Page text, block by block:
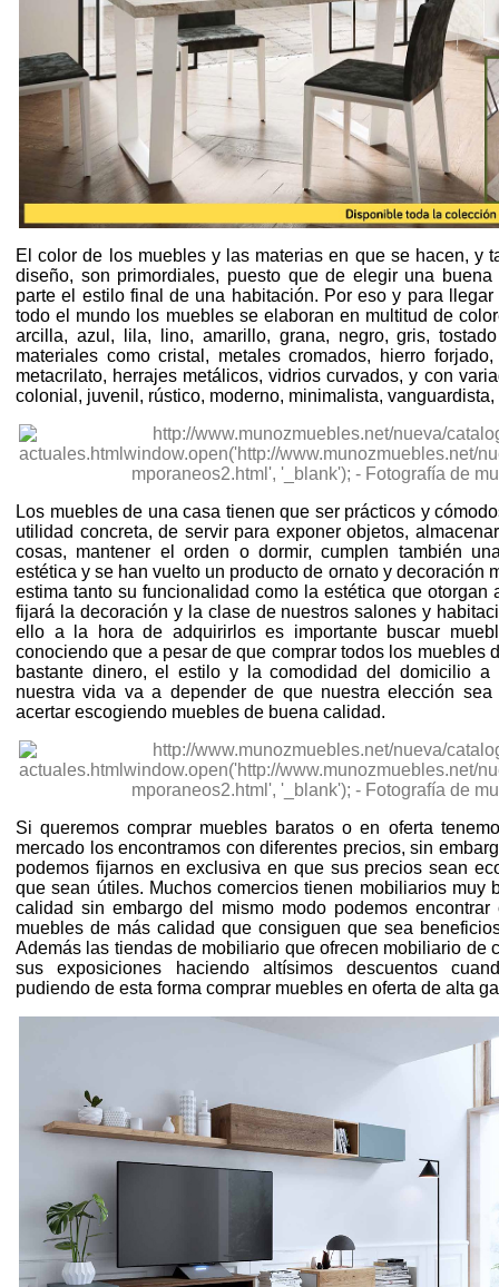
El color de los muebles y las materias en que se hacen, y
diseño, son primordiales, puesto que de elegir una
parte el estilo final de una habitación. Por eso y para
todo el mundo los muebles se elaboran en multitud de
arcilla, azul, lila, lino, amarillo, grana, negro, gris,
materiales como cristal, metales cromados, hierro
metacrilato, herrajes metálicos, vidrios curvados, y con
colonial, juvenil, rústico, moderno, minimalista,
Los muebles de una casa tienen que ser prácticos y
utilidad concreta, de servir para exponer objetos,
cosas, mantener el orden o dormir, cumplen también
estética y se han vuelto un producto de ornato y decoración
estima tanto su funcionalidad como la estética que otorgan
fijará la decoración y la clase de nuestros salones y
ello a la hora de adquirirlos es importante buscar
conociendo que a pesar de que comprar todos los muebles
bastante dinero, el estilo y la comodidad del domicilio
nuestra vida va a depender de que nuestra elección
acertar escogiendo muebles de buena calidad.
Si queremos comprar muebles baratos o en oferta
mercado los encontramos con diferentes precios, sin
podemos fijarnos en exclusiva en que sus precios sean
que sean útiles. Muchos comercios tienen mobiliarios muy
calidad sin embargo del mismo modo podemos encontrar
muebles de más calidad que consiguen que sea
Además las tiendas de mobiliario que ofrecen mobiliario de
sus exposiciones haciendo altísimos descuentos
pudiendo de esta forma comprar muebles en oferta de alta